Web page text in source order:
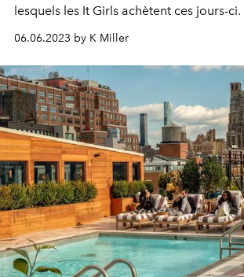
lesquels les It Girls achètent ces jours-ci.
06.06.2023 by K Miller